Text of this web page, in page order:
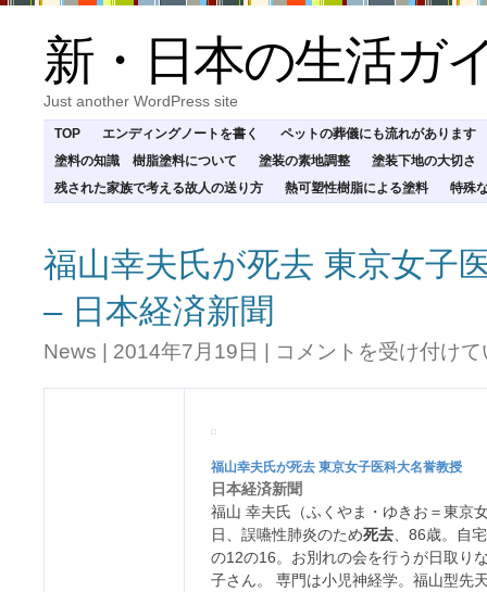
新・日本の生活ガ
Just another WordPress site
TOP エンディングノートを書く
ペットの葬儀にも流れがあります
塗料の知識 樹脂塗料について
塗装の素地調整
塗装下地の大切さ
残された家族で考える故人の送り方
熱可塑性樹脂による塗料 特殊
福山幸夫氏が死去 東京女子
– 日本経済新聞
News | 2014年7月19日 | 福
幸
死
去
東
京
女
子
コメントを受け付け
福山幸夫氏が死去 東京女子医科大名誉教授
日本経済新聞
福山 幸夫氏（ふくやま・ゆきお＝東京
日、誤嚥性肺炎のため死去、86歳。自
の12の16。お別れの会を行うが日取り
子さん。 専門は小児神経学。福山型先